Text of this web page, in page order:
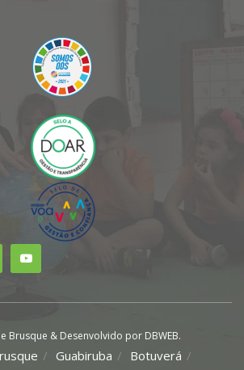
Brusque & Desenvolvido por DBWEB.
Guabiruba
Botuverá